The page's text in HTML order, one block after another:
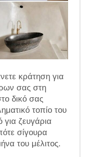
κράτηση για
σας στη
δικό σας
τοπίο του
για ζευγάρια
σίγουρα
του μέλιτος.